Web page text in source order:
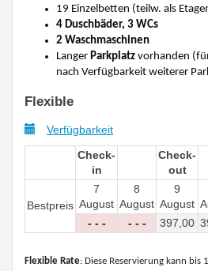
19 Einzelbetten (teilw. als
4 Duschbäder, 3 WCs
2 Waschmaschinen
Langer Parkplatz vorhanden
nach Verfügbarkeit weiterer
Flexible
Verfügbarkeit
Check-
in
Check-
out
Bestpreis
7
August
8
August
9
August
- - -
- - - 397 ,00
Flexible Rate: Diese Reservierung kann bis